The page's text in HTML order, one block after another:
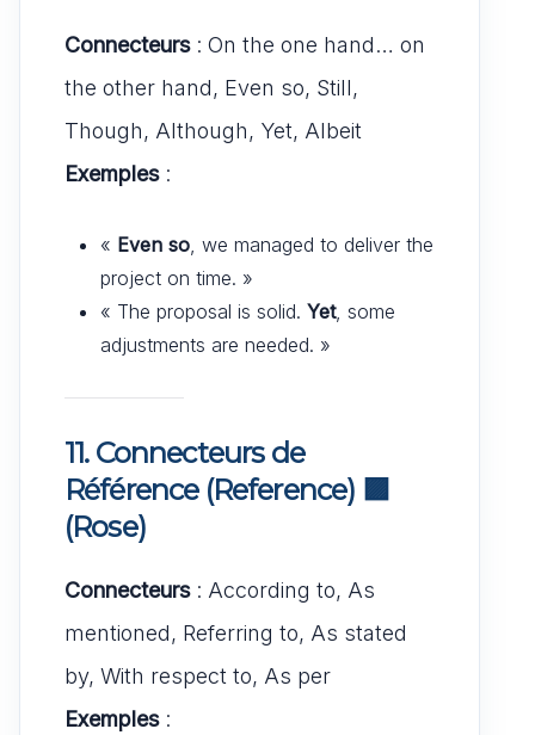
Connecteurs: On the one hand… on
the other hand, Even so, Still,
Though, Although, Yet, Albeit
Exemples:
« Even so , we managed to deliver the
project on time. »
« The proposal is solid. Yet, some
adjustments are needed. »
11. Connecteurs de
Référence (Reference)
(Rose)
Connecteurs: According to, As
mentioned, Referring to, As stated
by, With respect to, As per
Exemples: